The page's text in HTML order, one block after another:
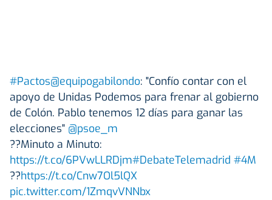
#Pactos@equipogabilondo: "Confío contar con el
apoyo de Unidas Podemos para frenar al gobierno
de Colón. Pablo tenemos 12 días para ganar las
elecciones" @psoe_m
??Minuto a Minuto:
https://t.co/6PVwLLRDjm#DebateTelemadrid #4M
??https://t.co/Cnw7Ol5lQX
pic.twitter.com/1ZmqvVNNbx